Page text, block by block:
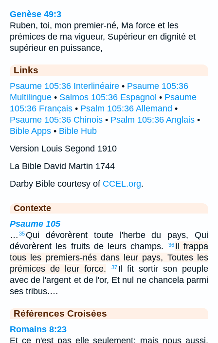
Genèse 49:3
Ruben, toi, mon premier-né, Ma force et les
prémices de ma vigueur, Supérieur en dignité et
supérieur en puissance,
Links
Psaume 105:36 Interlinéaire • Psaume 105:36
Multilingue • Salmos 105:36 Espagnol • Psaume
105:36 Français • Psalm 105:36 Allemand •
Psaume 105:36 Chinois • Psalm 105:36 Anglais •
Bible Apps • Bible Hub
Version Louis Segond 1910
La Bible David Martin 1744
Darby Bible courtesy of CCEL.org.
Contexte
Psaume 105
… 35Qui dévorèrent toute l'herbe du pays, Qui
dévorèrent les fruits de leurs champs.
36 Il frappa
tous les premiers-nés dans leur pays, Toutes les
prémices de leur force.
37 Il fit sortir son peuple
avec de l'argent et de l'or, Et nul ne chancela parmi
ses tribus.…
Références Croisées
Romains 8:23
Et ce n'est pas elle seulement; mais nous aussi,